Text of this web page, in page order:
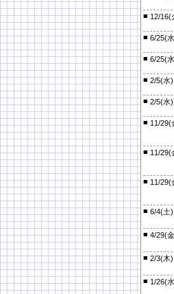
■ 12/16(
■ 6/25(
■ 6/25(
■ 2/5(水)
■ 2/5(水)
■ 11/29(
■ 11/29(
■ 11/29(
■ 6/4(土)
■ 4/29(
■ 2/3(木)
■ 1/26(